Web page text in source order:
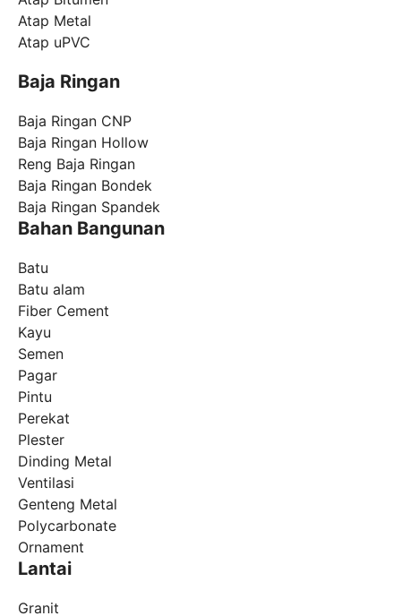
Atap Metal
Atap uPVC
Baja Ringan
Baja Ringan CNP
Baja Ringan Hollow
Reng Baja Ringan
Baja Ringan Bondek
Baja Ringan Spandek
Bahan Bangunan
Batu
Batu alam
Fiber Cement
Kayu
Semen
Pagar
Pintu
Perekat
Plester
Dinding Metal
Ventilasi
Genteng Metal
Polycarbonate
Ornament
Lantai
Granit